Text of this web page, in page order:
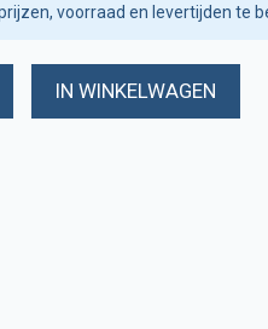
voorraad en levertijden te
IN WINKELWAGEN